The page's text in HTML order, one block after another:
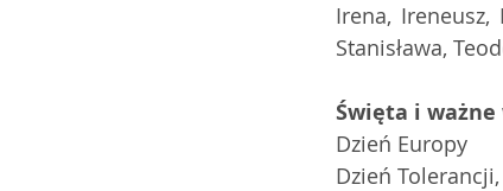
Irena, Ireneusz,
Stanisława,
Święta i
Dzień Europy
Dzień